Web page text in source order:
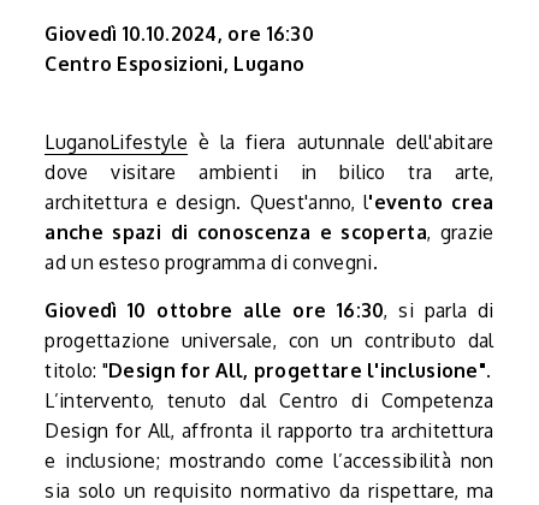
Giovedì 10.10.2024, ore 16:30
Centro Esposizioni, Lugano
LuganoLifestyle è la fiera autunnale dell'abitare
dove visitare ambienti in bilico tra arte,
architettura e design. Quest'anno, l'evento crea
anche spazi di conoscenza e scoperta, grazie
ad un esteso programma di convegni.
Giovedì 10 ottobre alle ore 16:30, si parla di
progettazione universale, con un contributo dal
titolo: "Design for All, progettare l'inclusione".
L’intervento, tenuto dal Centro di Competenza
Design for All, affronta il rapporto tra architettura
e inclusione; mostrando come l’accessibilità non
sia solo un requisito normativo da rispettare, ma